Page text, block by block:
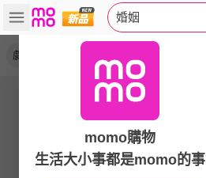
婚姻
劇毒
momo購物
生活大小事都是momo的事